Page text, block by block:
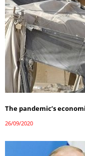
The pandemic’s
26/09/2020